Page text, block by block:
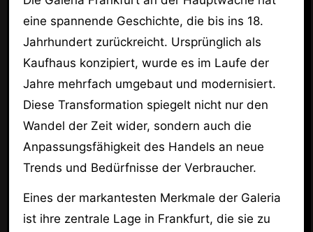
eine spannende Geschichte, die bis ins 18.
Jahrhundert zurückreicht. Ursprünglich als
Kaufhaus konzipiert, wurde es im Laufe der
Jahre mehrfach umgebaut und modernisiert.
Diese Transformation spiegelt nicht nur den
Wandel der Zeit wider, sondern auch die
Anpassungsfähigkeit des Handels an neue
Trends und Bedürfnisse der Verbraucher.
Eines der markantesten Merkmale der Galeria
ist ihre zentrale Lage in Frankfurt, die sie zu